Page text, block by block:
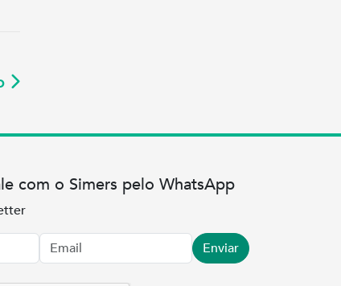
com o Simers pelo WhatsApp
Enviar